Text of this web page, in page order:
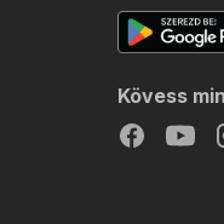
Kövess